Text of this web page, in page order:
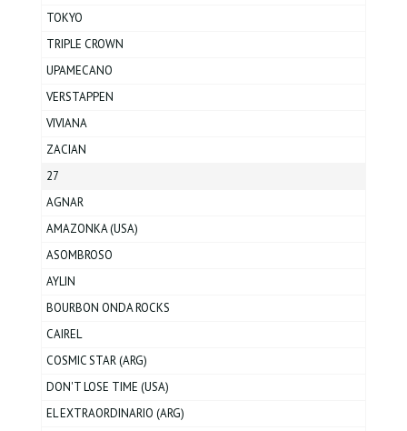
TOKYO
TRIPLE CROWN
UPAMECANO
VERSTAPPEN
VIVIANA
ZACIAN
27
AGNAR
AMAZONKA (USA)
ASOMBROSO
AYLIN
BOURBON ONDA ROCKS
CAIREL
COSMIC STAR (ARG)
DON'T LOSE TIME (USA)
EL EXTRAORDINARIO (ARG)